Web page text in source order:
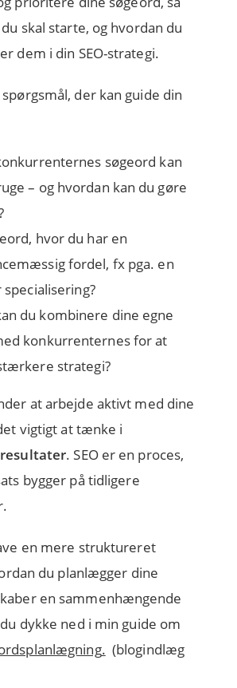
skal starte, og hvordan du
dem i din SEO-strategi.
der kan guide din
søgeord kan
– og hvordan kan du gøre
hvor du har en
fordel, fx pga. en
du kombinere dine egne
konkurrenternes for at
strategi?
at arbejde aktivt med dine
vigtigt at tænke i
. SEO er en proces,
bygger på tidligere
en mere struktureret
du planlægger dine
en sammenhængende
dykke ned i min guide om
. (blogindlæg